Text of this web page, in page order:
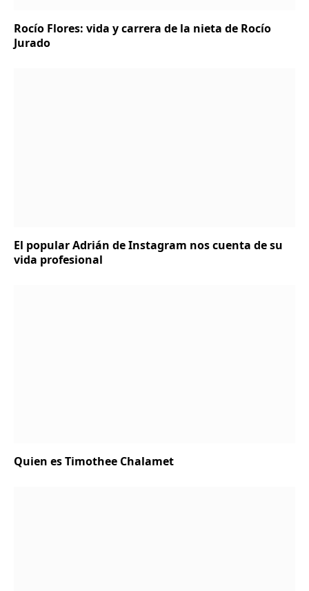
Rocío Flores: vida y carrera de la nieta de Rocío
Jurado
El popular Adrián de Instagram nos cuenta de su
vida profesional
Quien es Timothee Chalamet